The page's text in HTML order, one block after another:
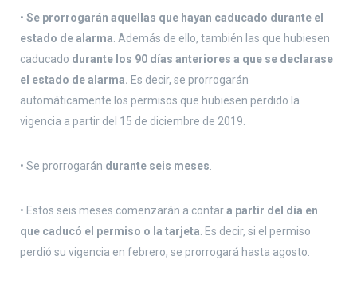
• Se prorrogarán aquellas que hayan caducado durante el
estado de alarma . Además de ello, también las que hubiesen
caducado durante los 90 días anteriores a que se declarase
el estado de alarma. Es decir, se prorrogarán
automáticamente los permisos que hubiesen perdido la
vigencia a partir del 15 de diciembre de 2019.
• Se prorrogarán durante seis meses
• Estos seis meses comenzarán a contara partir del día en
que caducó el permiso o la tarjeta . Es decir, si el permiso
perdió su vigencia en febrero, se prorrogará hasta agosto.